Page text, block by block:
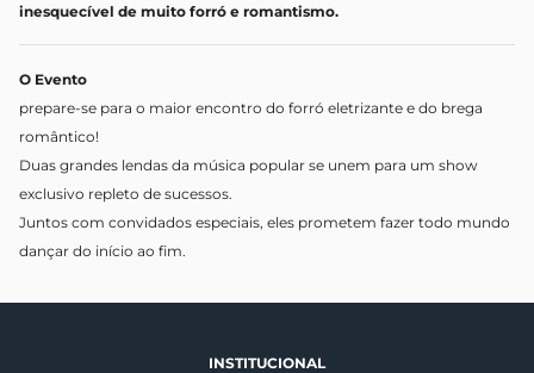
inesquecível de muito forró e romantismo.
O Evento
prepare-se para o maior encontro do forró eletrizante e do brega
romântico!
Duas grandes lendas da música popular se unem para um show
exclusivo repleto de sucessos.
Juntos com convidados especiais, eles prometem fazer todo mundo
dançar do início ao fim.
INSTITUCIONAL